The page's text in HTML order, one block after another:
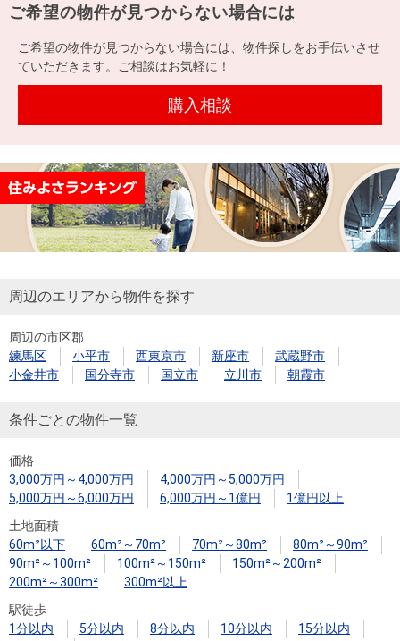
ンを
探す
一戸
建て
す
用
物
件
を
す
件を
探す
購入向け
サービス
住宅ロー
ンシミュ
住まい1プ
ラス（お
暮らしの
税金の本
（電子ブ
ック）
ド
定
談
売却
金額
試算
売却向け
周辺相場
住まい1プ
住まいと
暮らしの
税金の本
売却ガイ
ド
経営ビジ
ョン
組織図
役員一
沿革
本社地
図
（電子ブ
ック版）
提携企業にお勤めの方
閉じる
ご希望の物件が見つからない場合には
ご希望の物件が見つからない場合には、物件探しをお手伝いさせ
ていただきます。ご相談はお気軽に！
購入相談
周辺のエリアから物件を探す
周辺の市区郡
練馬区
小平市 西東京市 新座市
武蔵野市
小金井市
国分寺市 国立市 立川市 朝霞市
条件ごとの物件一覧
価格
3,000万円～4,000万円
4,000万円～5,000万円
5,000万円～6,000万円
6,000万円～1億円
1億円以上
土地面積
60m²以下
60m²～70m² 70m²～80m²
80m²～90m²
90m²～100m²
100m²～150m²
150m²～200m²
200m²～300m²
300m²以上
駅徒歩
1分以内
5分以内 8分以内 10分以内
15分以内